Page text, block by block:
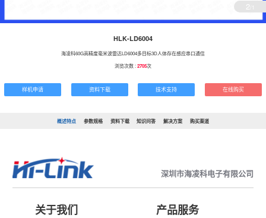
2 /1
HLK-LD6004
海凌科60G高精度毫米波雷达LD6004多目标3D人体存在感应串口通信
浏览次数 :2705次
样机申请 资料下载 技术支持 在线购买
概述特点 参数规格 资料下载 知识问答 解决方案 购买渠道
深圳市海凌科电子有限公司
关于我们 产品服务